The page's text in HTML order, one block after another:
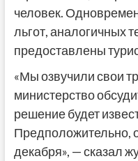
человек.
льгот, аналогичных
предоставлены
«Мы озвучили свои
министерство
решение будет
Предположительно,
декабря», — сказал